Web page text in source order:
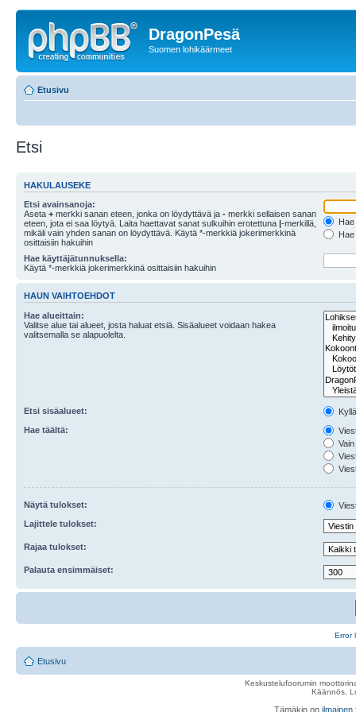
DragonPesä
Suomen lohikäärmeet
Etusivu
Etsi
HAKULAUSEKE
Etsi avainsanoja:
Aseta + merkki sanan eteen, jonka on löydyttävä ja - merkki sellaisen sanan
eteen, jota ei saa löytyä. Laita haettavat sanat sulkuihin erotettuna |-merkillä,
mikäli vain yhden sanan on löydyttävä. Käytä *-merkkiä jokerimerkkinä
osittaisiin hakuihin
Hae käyttäjätunnuksella:
Käytä *-merkkiä jokerimerkkinä osittaisiin hakuihin
HAUN VAIHTOEHDOT
Hae alueittain:
Valitse alue tai alueet, josta haluat etsiä. Sisäalueet voidaan hakea
valitsemalla se alapuolelta.
Etsi sisäalueet:
Hae täältä:
Näytä tulokset:
Lajittele tulokset:
Rajaa tulokset:
Palauta ensimmäiset:
Error
Etusivu
Keskustelufoorumin
Käännös,
Tämäkin on ilmainen